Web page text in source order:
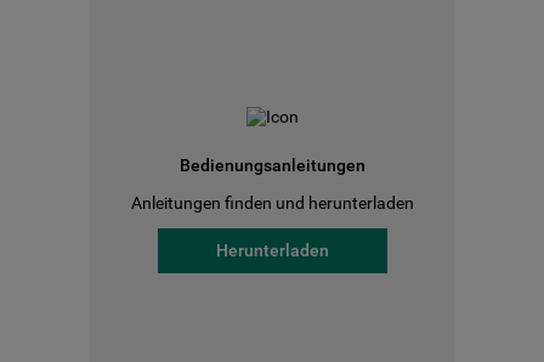
Bedienungsanleitungen
Anleitungen finden und herunterladen
Herunterladen